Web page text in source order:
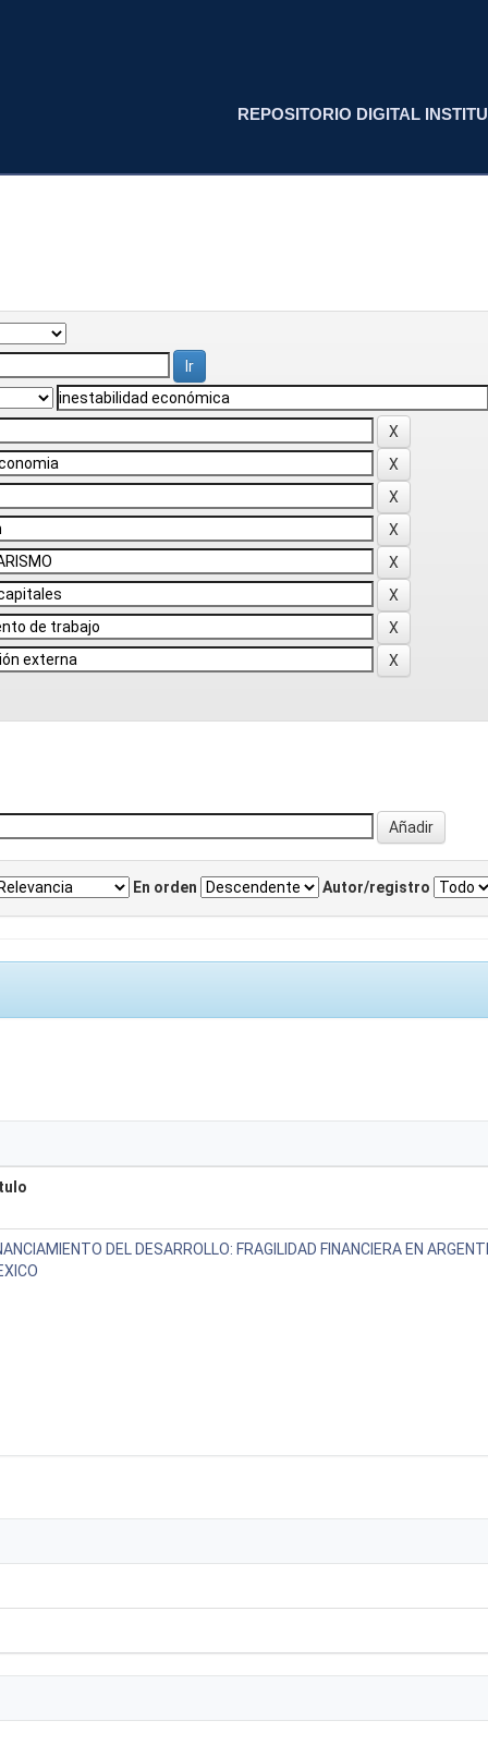
REPOSITORIO DIGITAL
En orden Autor/registro
DEL DESARROLLO: FRAGILIDAD FINANCIERA EN